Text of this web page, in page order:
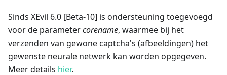
Sinds XEvil 6.0 [Beta-10] is ondersteuning toegevoegd
voor de parametercorename, waarmee bij het
verzenden van gewone captcha's (afbeeldingen) het
gewenste neurale netwerk kan worden opgegeven.
Meer details hier.